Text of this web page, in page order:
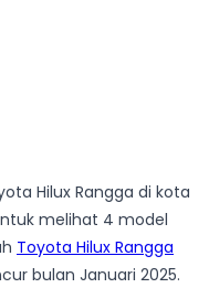
Hilux Rangga di kota
melihat 4 model
Toyota Hilux Rangga
bulan Januari 2025.